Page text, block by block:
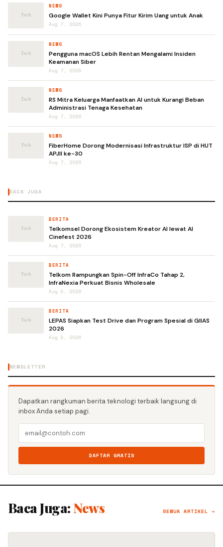
NEWS
Google Wallet Kini Punya Fitur Kirim Uang untuk Anak
Aug 7, 2026
NEWS
Pengguna macOS Lebih Rentan Mengalami Insiden
Keamanan Siber
Aug 7, 2026
NEWS
RS Mitra Keluarga Manfaatkan AI untuk Kurangi Beban
Administrasi Tenaga Kesehatan
Aug 7, 2026
NEWS
FiberHome Dorong Modernisasi Infrastruktur ISP di HUT
APJII ke-30
Aug 7, 2026
BACA JUGA
BERITA
Telkomsel Dorong Ekosistem Kreator AI lewat AI
Cinefest 2026
Aug 7, 2026
BERITA
Telkom Rampungkan Spin-Off InfraCo Tahap 2,
InfraNexia Perkuat Bisnis Wholesale
Aug 8, 2026
BERITA
LEPAS Siapkan Test Drive dan Program Spesial di GIIAS
2026
Aug 8, 2026
NEWSLETTER
Dapatkan rangkuman berita teknologi terbaik langsung di
inbox Anda setiap pagi.
DAFTAR GRATIS
Baca Juga: News SEMUA ARTIKEL →